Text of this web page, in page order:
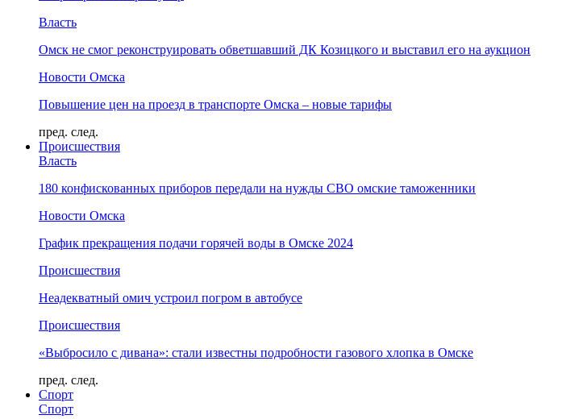
Власть
Омск не смог реконструировать обветшавший ДК Козицкого и выставил его на аукцион
Новости Омска
Повышение цен на проезд в транспорте Омска – новые тарифы
пред. след.
Происшествия
Власть
180 конфискованных приборов передали на нужды СВО омские таможенники
Новости Омска
График прекращения подачи горячей воды в Омске 2024
Происшествия
Неадекватный омич устроил погром в автобусе
Происшествия
«Выбросило с дивана»: стали известны подробности газового хлопка в Омске
пред. след.
Спорт
Спорт